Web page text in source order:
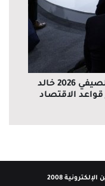
خلال مشاركته في منتدى دافوس الصيفي 2026 خالد
الاقتصاد
2008